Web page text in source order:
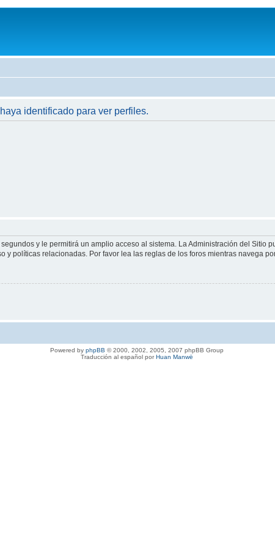
identificado para ver perfiles.
y le permitirá un amplio acceso al sistema. La Administración del Sitio
políticas relacionadas. Por favor lea las reglas de los foros mientras navega
Powered by phpBB © 2000, 2002, 2005, 2007 phpBB Group
Traducción al español porHuan Manwë